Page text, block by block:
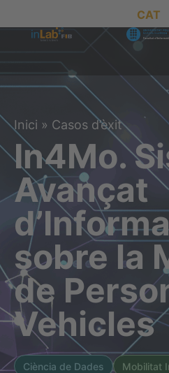
CAT
Inici » Casos d’èxit
In4Mo.
Avançat
sobre la
de
Vehicles
Ciència de Dades Mobilitat